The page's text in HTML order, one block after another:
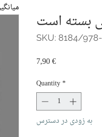
بسته است
SKU: 8184/
7,90 €Price
Quantity*
به زودی در دسترس